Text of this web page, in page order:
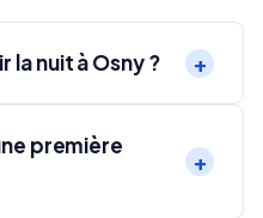
nuit à Osny ?
première